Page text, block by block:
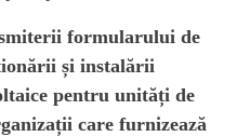
formularului de
și instalării
pentru unități de
care furnizează